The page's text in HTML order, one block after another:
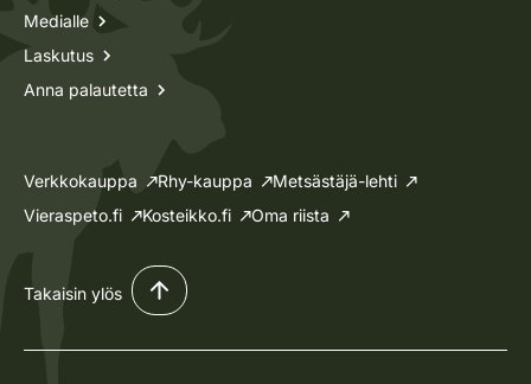
Medialle
Laskutus
Anna palautetta
Verkkokauppa Rhy-kauppa
Metsästäjä-lehti
Vieraspeto.fi
Kosteikko.fi Oma riista
Takaisin ylös